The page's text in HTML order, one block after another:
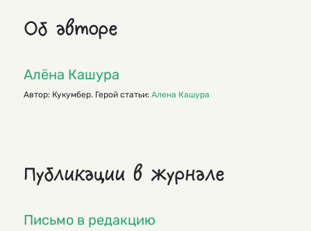
Об авторе
Алёна Кашура
Автор: Кукумбер. Герой статьи: Алена Кашура
Публикации в журнале
Письмо в редакцию